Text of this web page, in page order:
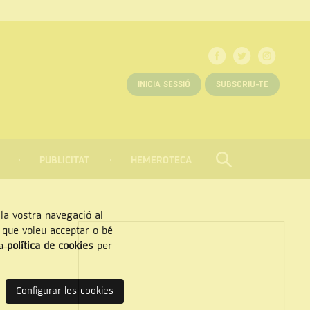
INICIA SESSIÓ SUBSCRIU-TE
PUBLICITAT HEMEROTECA CERCAR
vostra navegació al
voleu acceptar o bé
política de cookiesper
Configurar les cookies